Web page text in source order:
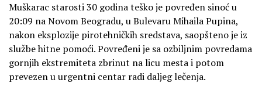
Muškarac starosti 30 godina teško je povređen sinoć u
20:09 na Novom Beogradu, u Bulevaru Mihaila Pupina,
nakon eksplozije pirotehničkih sredstava, saopšteno je iz
službe hitne pomoći. Povređeni je sa ozbiljnim povredama
gornjih ekstremiteta zbrinut na licu mesta i potom
prevezen u urgentni centar radi daljeg lečenja.